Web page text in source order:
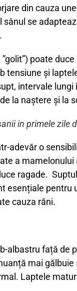
din cauza
se
poate
tensiune și
intervale lungi
la naștere și la
in primele zile
adevăr o
a
ragade.
esențiale
cauza răni.
albastru față de
mai
Laptele